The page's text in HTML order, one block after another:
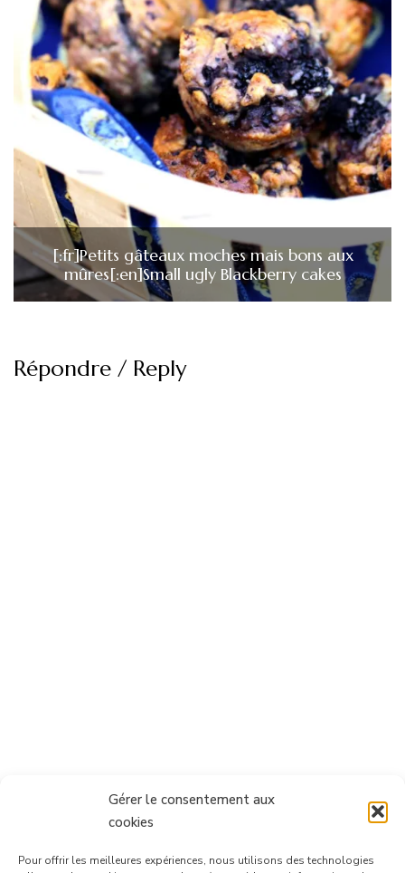
Gérer le consentement aux
cookies
Pour offrir les meilleures expériences, nous utilisons des technologies
[:fr]Petits gâteaux moches mais bons aux
mûres[:en]Small ugly Blackberry cakes
Répondre / Reply